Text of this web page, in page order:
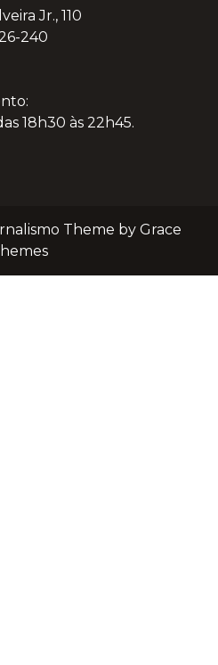
Jr., 110
240
18h30 às 22h45.
Theme by Grace